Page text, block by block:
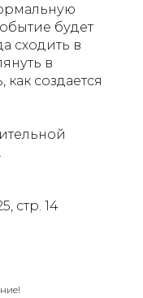
будет
сходить в
в
создается
.
стр. 14